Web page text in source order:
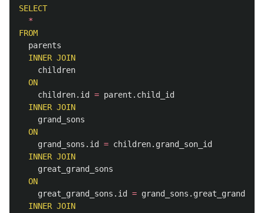
SELECT
*
FROM
parents
INNER JOIN
children
ON
children. id = parent . child_id
INNER JOIN
grand_sons
ON
grand_sons . id = children. grand_son_id
INNER JOIN
great_grand_sons
ON
great_grand_sons . id = grand_sons .
INNER JOIN